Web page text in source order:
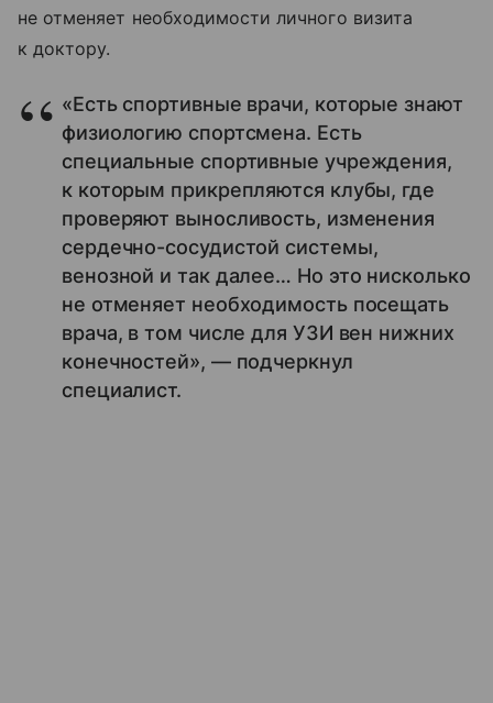
не отменяет необходимости личного визита
к доктору.
«Есть спортивные врачи, которые знают
физиологию спортсмена. Есть
специальные спортивные учреждения,
к которым прикрепляются клубы, где
проверяют выносливость, изменения
сердечно-сосудистой системы,
венозной и так далее… Но это нисколько
не отменяет необходимость посещать
врача, в том числе для УЗИ вен нижних
конечностей», — подчеркнул
специалист.